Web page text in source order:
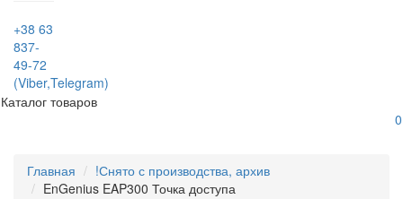
+38 63
837-
49-72
(Viber,Telegram)
Каталог товаров
0
Главная
!Снято с производства, архив
EnGenius EAP300 Точка доступа